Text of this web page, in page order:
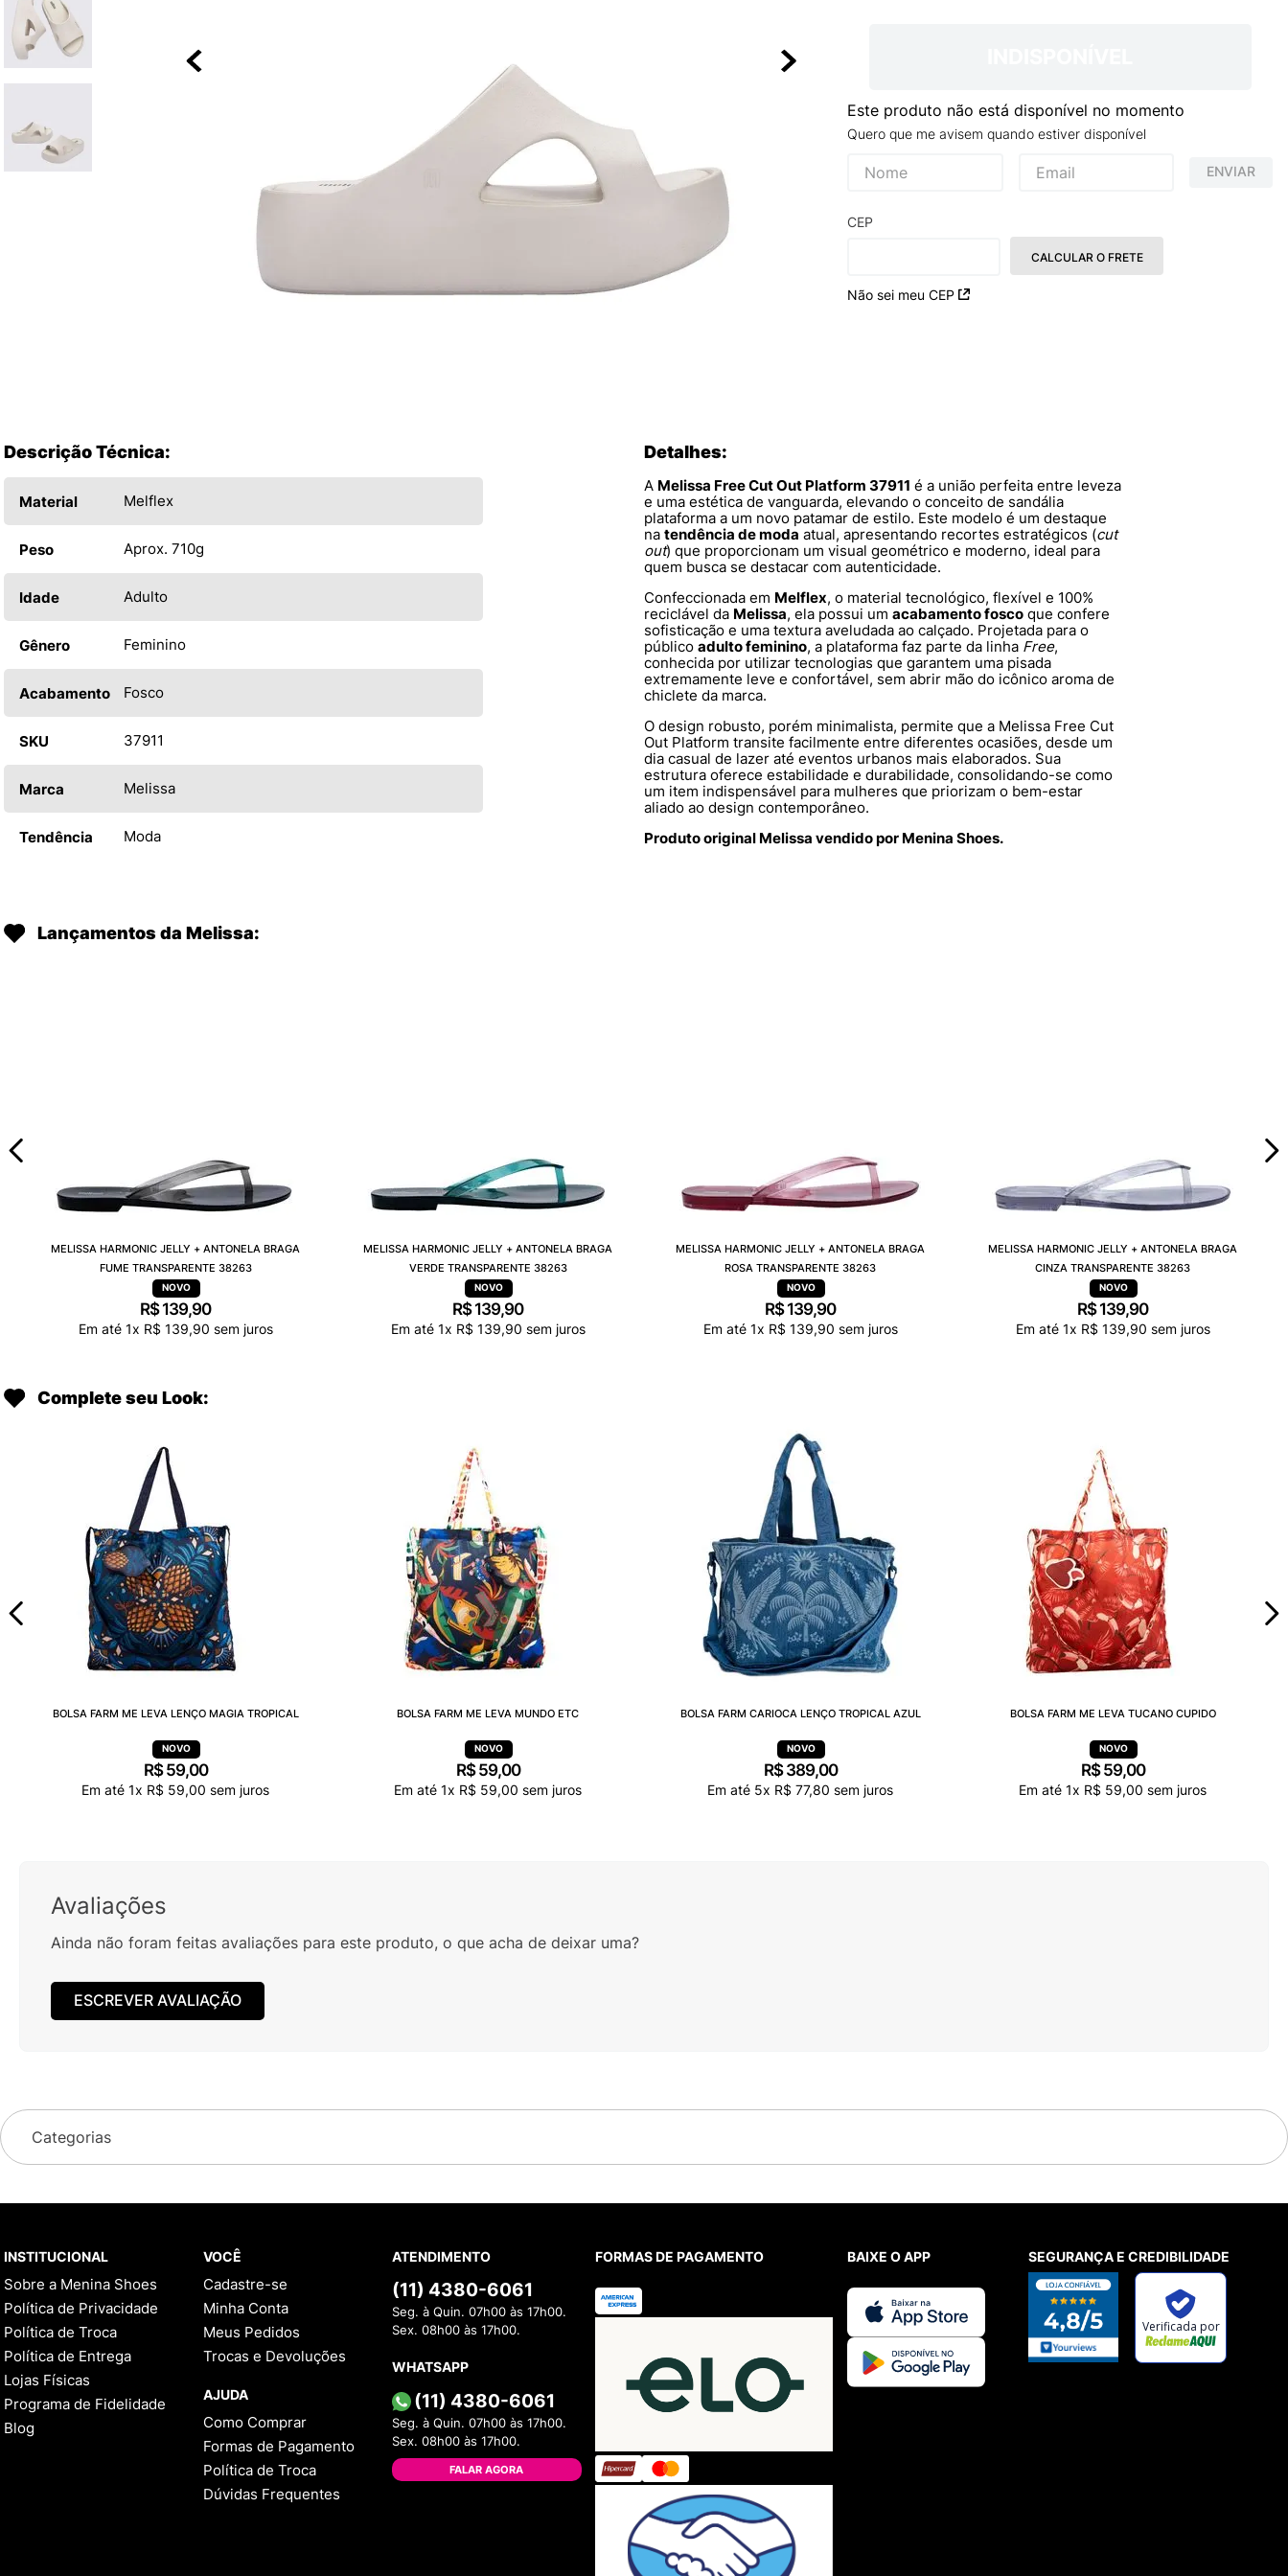
Este produto não está disponível no momento
Quero que me avisem quando estiver disponível
ENVIAR
CEP
Não sei meu CEP
CALCULAR O FRETE
Descrição Técnica:
Material Melflex
Peso Aprox. 710g
Idade Adulto
Gênero Feminino
Acabamento Fosco
SKU 37911
Marca Melissa
Tendência Moda
Detalhes:
A Melissa Free Cut Out Platform 37911 é a união perfeita entre leveza
e uma estética de vanguarda, elevando o conceito de sandália
plataforma a um novo patamar de estilo. Este modelo é um destaque
na tendência de moda atual, apresentando recortes estratégicos (cut
out) que proporcionam um visual geométrico e moderno, ideal para
quem busca se destacar com autenticidade.
Confeccionada em Melflex, o material tecnológico, flexível e 100%
reciclável da Melissa, ela possui um acabamento fosco que confere
sofisticação e uma textura aveludada ao calçado. Projetada para o
público adulto feminino, a plataforma faz parte da linha Free,
conhecida por utilizar tecnologias que garantem uma pisada
extremamente leve e confortável, sem abrir mão do icônico aroma de
chiclete da marca.
O design robusto, porém minimalista, permite que a Melissa Free Cut
Out Platform transite facilmente entre diferentes ocasiões, desde um
dia casual de lazer até eventos urbanos mais elaborados. Sua
estrutura oferece estabilidade e durabilidade, consolidando-se como
um item indispensável para mulheres que priorizam o bem-estar
aliado ao design contemporâneo.
Produto original Melissa vendido por Menina Shoes.
Lançamentos da Melissa:
MELISSA HARMONIC JELLY + ANTONELA BRAGA
FUME TRANSPARENTE 38263
R$ 139,90
Em até 1x R$ 139,90 sem juros
MELISSA HARMONIC JELLY + ANTONELA BRAGA
VERDE TRANSPARENTE 38263
R$ 139,90
Em até 1x R$ 139,90 sem juros
MELISSA HARMONIC JELLY + ANTONELA BRAGA
ROSA TRANSPARENTE 38263
R$ 139,90
Em até 1x R$ 139,90 sem juros
MELISSA HARMONIC JELLY + ANTONELA BRAGA
CINZA TRANSPARENTE 38263
R$ 139,90
Em até 1x R$ 139,90 sem juros
Complete seu Look:
BOLSA FARM ME LEVA LENÇO MAGIA TROPICAL
R$ 59,00
Em até 1x R$ 59,00 sem juros
BOLSA FARM ME LEVA MUNDO ETC
R$ 59,00
Em até 1x R$ 59,00 sem juros
BOLSA FARM CARIOCA LENÇO TROPICAL AZUL
R$ 389,00
Em até 5x R$ 77,80 sem juros
BOLSA FARM ME LEVA TUCANO CUPIDO
R$ 59,00
Em até 1x R$ 59,00 sem juros
Avaliações
Ainda não foram feitas avaliações para este produto, o que acha de deixar uma?
ESCREVER AVALIAÇÃO
Categorias
INSTITUCIONAL
Sobre a Menina Shoes
Política de Privacidade
Política de Troca
Política de Entrega
Lojas Físicas
Programa de Fidelidade
Blog
VOCÊ
Cadastre-se
Minha Conta
Meus Pedidos
Trocas e Devoluções
AJUDA
Como Comprar
Formas de Pagamento
Política de Troca
Dúvidas Frequentes
ATENDIMENTO
(11) 4380-6061
Seg. à Quin. 07h00 às 17h00.
Sex. 08h00 às 17h00.
WHATSAPP
(11) 4380-6061
Seg. à Quin. 07h00 às 17h00.
Sex. 08h00 às 17h00.
FALAR AGORA
FORMAS DE PAGAMENTO BAIXE O APP SEGURANÇA E CREDIBILIDADE